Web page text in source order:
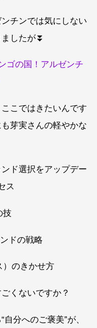
チンでは気にしない
したが⏬
ゴの国！アルゼンチ
こではきたいんです
芽実さんの軽やかな
ド選択をアップデー
ス
技
ドの戦略
）のきかせ方
くないですか？
分へのご褒美”が、